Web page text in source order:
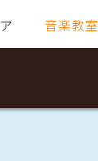
音楽教室